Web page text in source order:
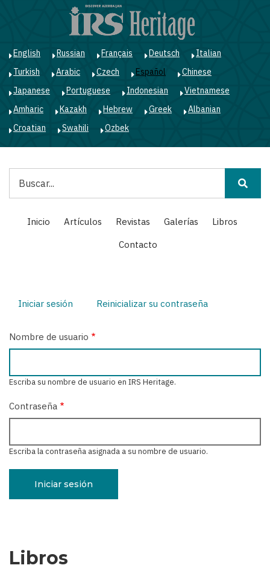
English Russian Français Deutsch
Italian
Turkish
Arabic Czech Español
Chinese
Japanese
Portuguese Indonesian
Vietnamese
Amharic
Kazakh Hebrew Greek
Albanian
Croatian
Swahili Ozbek
Main
navigation
Inicio Artículos Revistas Galerías
Libros
Contacto
principales
Iniciar sesión (solapaReinicializar su contraseña
Nombre de usuario
Escriba su nombre de usuario en IRS Heritage.
Contraseña
Escriba la contraseña asignada a su nombre de usuario.
Libros